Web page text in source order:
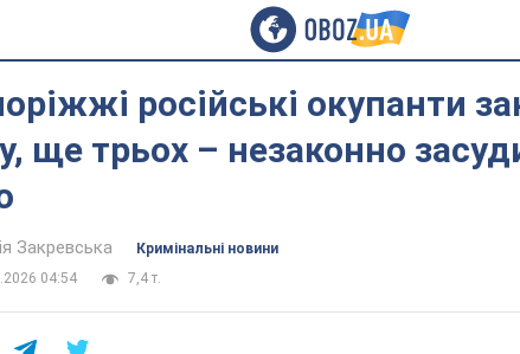
російські окупанти
ще трьох – незаконно
Закревська
Кримінальні новини
04:54
7,4 т.